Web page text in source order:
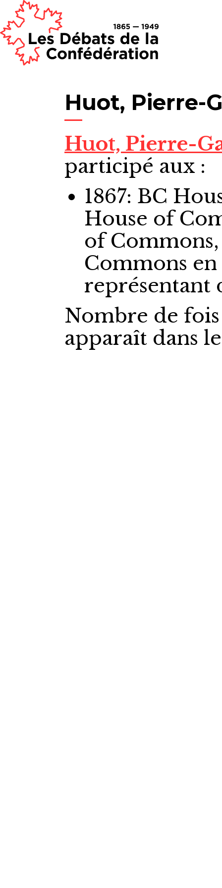
Huot, Pierre-
Huot, Pierre-
participé aux :
1867: BC
House of
of
Commons
représentant
Nombre de
apparaît dans